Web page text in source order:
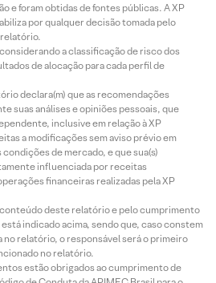
e foram obtidas de fontes públicas. A XP
por qualquer decisão tomada pelo
a classificação de risco dos
de alocação para cada perfil de
declara(m) que as recomendações
suas análises e opiniões pessoais, que
inclusive em relação à XP
a modificações sem aviso prévio em
de mercado, e que sua(s)
influenciada por receitas
financeiras realizadas pela XP
deste relatório e pelo cumprimento
indicado acima, sendo que, caso constem
no relatório, o responsável será o primeiro
no relatório.
estão obrigados ao cumprimento de